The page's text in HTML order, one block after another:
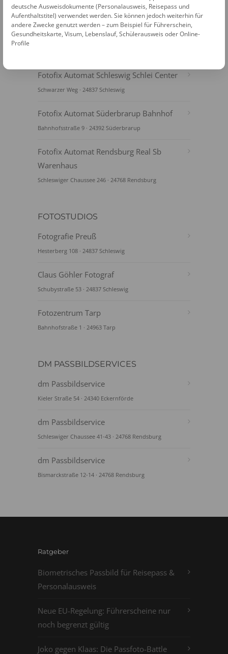
Fotofix Automat Schleswig Schlei Center
Schwarzer Weg · 24837 Schleswig
Fotofix Automat Süderbrarup Bahnhof
Bahnhofsstraße 9 · 24392 Süderbrarup
Fotofix Automat Rendsburg Real Sb
Warenhaus
Schleswiger Chaussee 246 · 24768 Rendsburg
FOTOSTUDIOS
Fotografie Preuß
Hesterberg 108 · 24837 Schleswig
Claus Göhler Fotograf
Schubystraße 53 · 24837 Schleswig
Fotozentrum Tarp
Bahnhofstraße 1 · 24963 Tarp
DM PASSBILDSERVICES
dm Passbildservice
Kieler Straße 54 · 24340 Eckernförde
dm Passbildservice
Schleswiger Chaussee 41-43 · 24768 Rendsburg
dm Passbildservice
Bismarckstraße 12-14 · 24768 Rendsburg
Ratgeber
Biometrisches Passbild für Reisepass &
Personalausweis
Neue EU-Regelung: Führerscheine nur
noch begrenzt gültig
Joko gegen Klaas: Die Passfoto-Battle
deutsche Ausweisdokumente (Personalausweis, Reisepass und
Aufenthaltstitel) verwendet werden. Sie können jedoch weiterhin für
andere Zwecke genutzt werden – zum Beispiel für Führerschein,
Gesundheitskarte, Visum, Lebenslauf, Schülerausweis oder Online-
Profile